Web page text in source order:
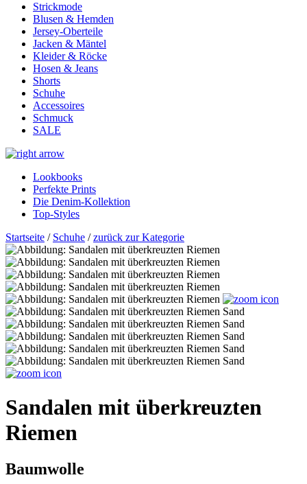
Strickmode
Blusen & Hemden
Jersey-Oberteile
Jacken & Mäntel
Kleider & Röcke
Hosen & Jeans
Shorts
Schuhe
Accessoires
Schmuck
SALE
Lookbooks
Perfekte Prints
Die Denim-Kollektion
Top-Styles
Startseite / Schuhe /zurück zur Kategorie
Sandalen mit überkreuzten
Riemen
Baumwolle